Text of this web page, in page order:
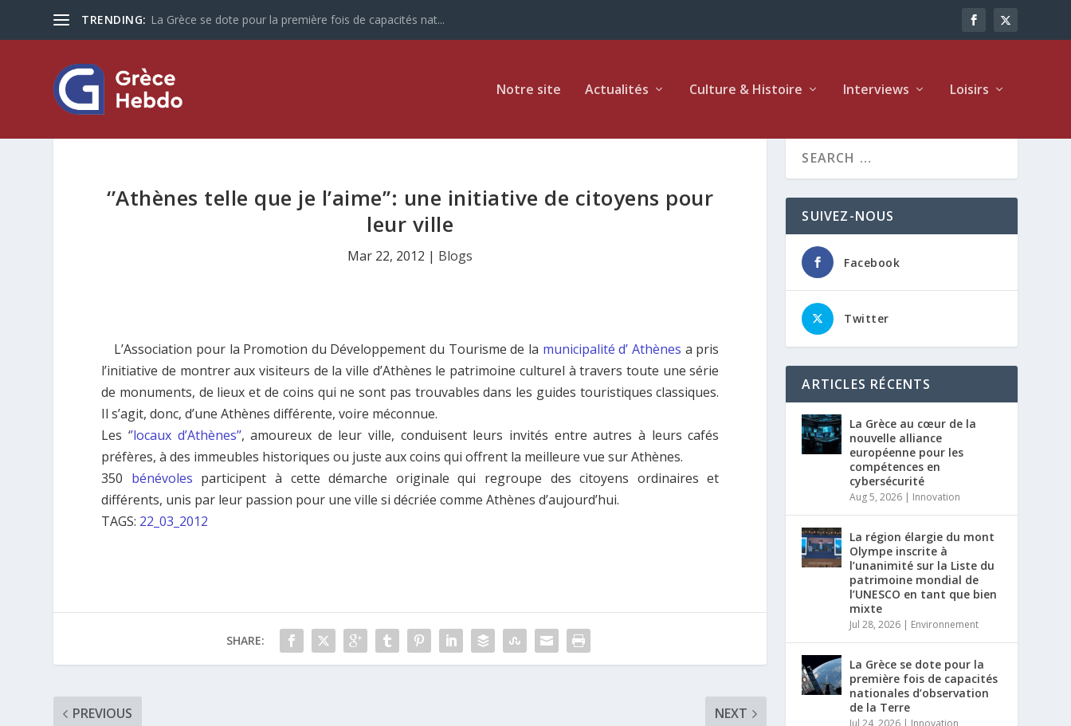
TRENDING: La Grèce se dote pour la première fois de capacités nat...
Notre site Actualités Culture & Histoire Interviews Loisirs
‘’Athènes telle que je l’aime’’: une initiative de citoyens pour
leur ville
Mar 22, 2012 | Blogs
L’Association pour la Promotion du Développement du Tourisme de la municipalité d’ Athènes a pris
l’initiative de montrer aux visiteurs de la ville d’Athènes le patrimoine culturel à travers toute une série
de monuments, de lieux et de coins qui ne sont pas trouvables dans les guides touristiques classiques.
Il s’agit, donc, d’une Athènes différente, voire méconnue.
Les ‘’locaux d’Athènes’’, amoureux de leur ville, conduisent leurs invités entre autres à leurs cafés
préfères, à des immeubles historiques ou juste aux coins qui offrent la meilleure vue sur Athènes.
350 bénévoles participent à cette démarche originale qui regroupe des citoyens ordinaires et
différents, unis par leur passion pour une ville si décriée comme Athènes d’aujourd’hui.
TAGS: 22_03_2012
SHARE:
PREVIOUS NEXT
SUIVEZ-NOUS
Facebook
Twitter
ARTICLES RÉCENTS
La Grèce au cœur de la
nouvelle alliance
européenne pour les
compétences en
cybersécurité
Aug 5, 2026 | Innovation
La région élargie du mont
Olympe inscrite à
l’unanimité sur la Liste du
patrimoine mondial de
l’UNESCO en tant que bien
mixte
Jul 28, 2026 | Environnement
La Grèce se dote pour la
première fois de capacités
nationales d’observation
de la Terre